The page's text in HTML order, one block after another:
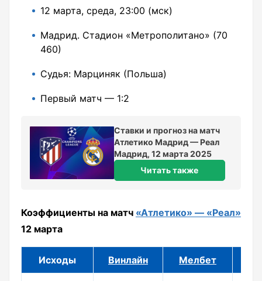
12 марта, среда, 23:00 (мск)
Мадрид. Стадион «Метрополитано» (70
460)
Судья: Марциняк (Польша)
Первый матч — 1:2
Ставки и прогноз на матч
Атлетико Мадрид — Реал
Мадрид, 12 марта 2025
Читать также
Коэффициенты на матч «Атлетико» — «Реал»
12 марта
Исходы Винлайн Мелбет